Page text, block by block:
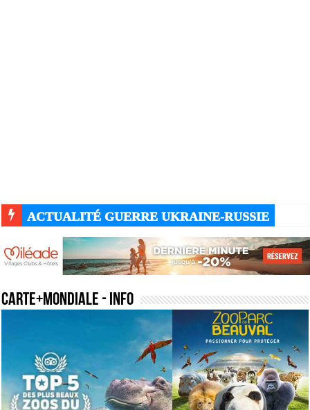
ACTUALITÉ GUERRE UKRAINE-RUSSIE
carte+mondiale - Info